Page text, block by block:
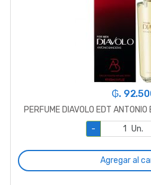
₲.
PERFUME DIAVOLO EDT
-
Un.
Agregar al